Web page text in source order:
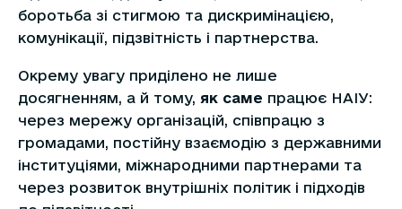
боротьба зі стигмою та дискримінацією,
комунікації, підзвітність і партнерства.
Окрему увагу приділено не лише
досягненням, а й тому, як саме працює НАІУ:
через мережу організацій, співпрацю з
громадами, постійну взаємодію з державними
інституціями, міжнародними партнерами та
через розвиток внутрішніх політик і підходів